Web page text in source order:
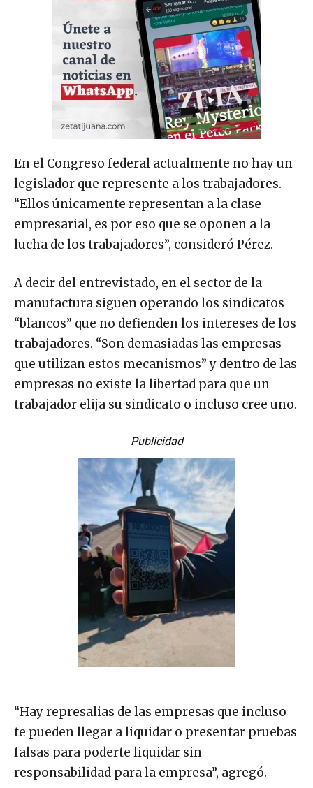
En el Congreso federal actualmente no hay un
legislador que represente a los trabajadores.
“Ellos únicamente representan a la clase
empresarial, es por eso que se oponen a la
lucha de los trabajadores”, consideró Pérez.
A decir del entrevistado, en el sector de la
manufactura siguen operando los sindicatos
“blancos” que no defienden los intereses de los
trabajadores. “Son demasiadas las empresas
que utilizan estos mecanismos” y dentro de las
empresas no existe la libertad para que un
trabajador elija su sindicato o incluso cree uno.
Publicidad
“Hay represalias de las empresas que incluso
te pueden llegar a liquidar o presentar pruebas
falsas para poderte liquidar sin
responsabilidad para la empresa”, agregó.